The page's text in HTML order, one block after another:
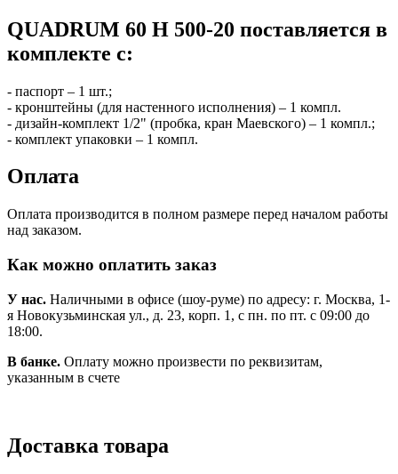
QUADRUM 60 H 500-20 поставляется в
комплекте с:
- паспорт – 1 шт.;
- кронштейны (для настенного исполнения) – 1 компл.
- дизайн-комплект 1/2" (пробка, кран Маевского) – 1 компл.;
- комплект упаковки – 1 компл.
Оплата
Оплата производится в полном размере перед началом работы
над заказом.
Как можно оплатить заказ
У нас. Наличными в офисе (шоу-руме) по адресу: г. Москва, 1-
я Новокузьминская ул., д. 23, корп. 1, с пн. по пт. с 09:00 до
18:00.
В банке. Оплату можно произвести по реквизитам,
указанным в счете
Доставка товара